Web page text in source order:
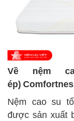
Về nệm
ép)
Nệm cao su
được sản xuất